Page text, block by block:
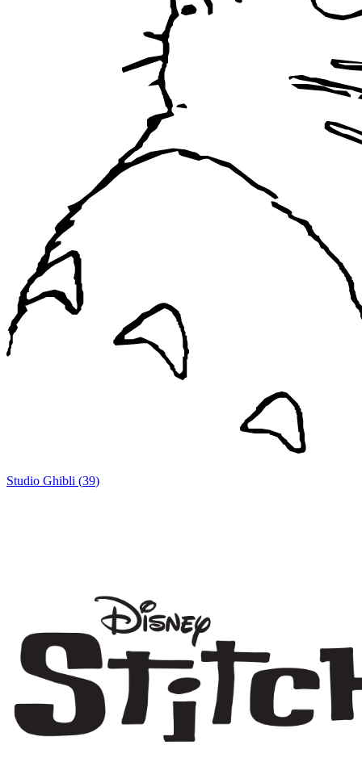
Studio Ghibli (39)